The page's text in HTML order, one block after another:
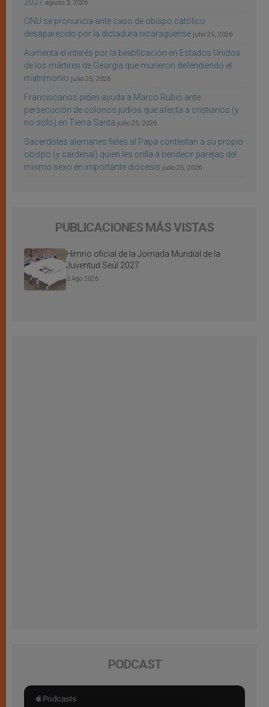
2027 agosto 3, 2026
ONU se pronuncia ante caso de obispo católico
desaparecido por la dictadura nicaragüense julio 25, 2026
Aumenta el interés por la beatificación en Estados Unidos
de los mártires de Georgia que murieron defendiendo el
matrimonio julio 25, 2026
Franciscanos piden ayuda a Marco Rubio ante
persecución de colonos judíos que afecta a cristianos (y
no sólo) en Tierra Santa julio 25, 2026
Sacerdotes alemanes fieles al Papa contestan a su propio
obispo (y cardenal) quien les orilla a bendecir parejas del
mismo sexo en importante diócesis julio 25, 2026
PUBLICACIONES MÁS VISTAS
Himno oficial de la Jornada Mundial de la
Juventud Seúl 2027
3 Ago 2026
PODCAST